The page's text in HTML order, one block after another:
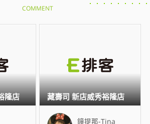
COMMENT
隆店
鐘提那-Tina
藏壽司 新店威秀裕隆店